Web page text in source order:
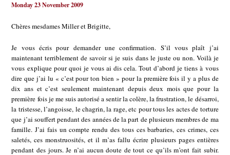
Monday 23 November 2009
Chères mesdames Miller et Brigitte,
Je vous écris pour demander une confirmation. S’il vous plaît j’ai
maintenant terriblement de savoir si je suis dans le juste ou non. Voilà je
vous explique pour quoi je vous ai dis cela. Tout d’abord je tiens à vous
dire que j’ai lu « c’est pour ton bien » pour la première fois il y a plus de
dix ans et c’est seulement maintenant depuis deux mois que pour la
première fois je me suis autorisé a sentir la colère, la frustration, le désarroi,
la tristesse, l’angoisse, le chagrin, la rage, etc pour tous les actes de torture
que j’ai souffert pendant des années de la part de plusieurs membres de ma
famille. J’ai fais un compte rendu des tous ces barbaries, ces crimes, ces
saletés, ces monstruosités, et il m’as fallu écrire plusieurs pages entières
pendant des jours. Je n’ai aucun doute de tout ce qu’ils m’ont fait subir.